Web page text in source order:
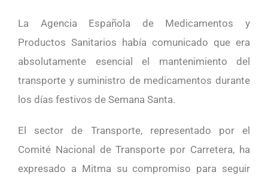
La Agencia Española de Medicamentos y
Productos Sanitarios había comunicado que era
absolutamente esencial el mantenimiento del
transporte y suministro de medicamentos durante
los días festivos de Semana Santa.
El sector de Transporte, representado por el
Comité Nacional de Transporte por Carretera, ha
expresado a Mitma su compromiso para seguir